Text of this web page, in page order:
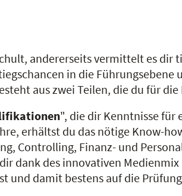
andererseits vermittelt es dir
in die
aus zwei Teilen, die du für
", die dir Kenntnisse für
erhältst du das nötige Know-
Controlling, Finanz- und
dank des innovativen
und damit bestens auf die